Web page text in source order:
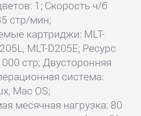
1; Скорость ч/б
стр/мин;
картриджи: MLT-
MLT-D205E; Ресурс
стр; Двусторонняя
система:
Mac OS;
месячная нагрузка: 80